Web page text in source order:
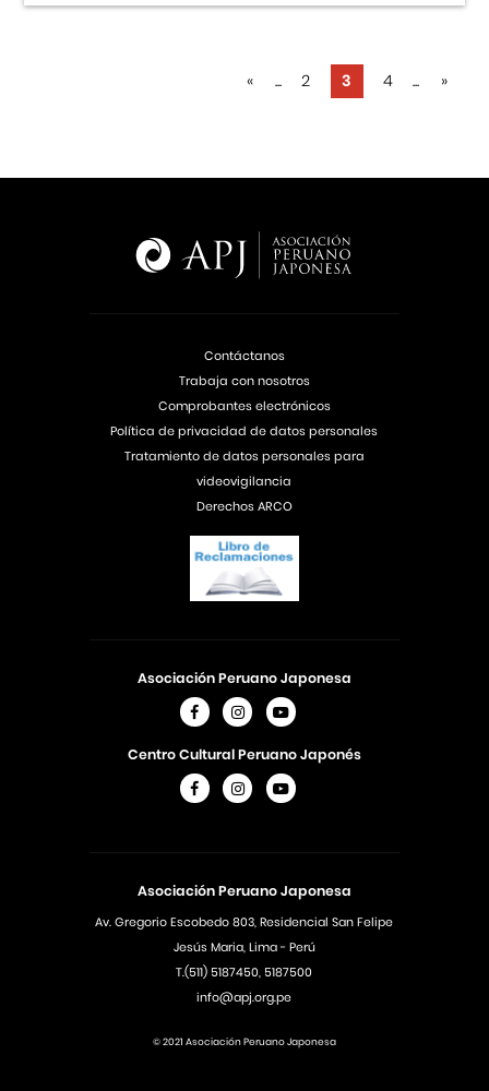
« ... 2 3 4 ... »
Asociación Peruano Japonesa
Av. Gregorio Escobedo 803, Residencial San Felipe
Jesús Maria, Lima - Perú
T.(511) 5187450, 5187500
info@apj.org.pe
Asociación Peruano Japonesa
Centro Cultural Peruano Japonés
Contáctanos
Trabaja con nosotros
Comprobantes electrónicos
Política de privacidad de datos personales
Tratamiento de datos personales para
videovigilancia
Derechos ARCO
© 2021 Asociación Peruano Japonesa